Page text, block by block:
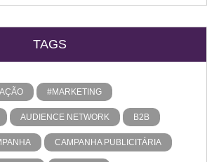
TAGS
#MARKETING
AUDIENCE NETWORK B2B
CAMPANHA PUBLICITÁRIA